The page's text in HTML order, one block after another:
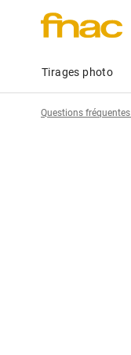
Tirages photo
Questions fréquentes